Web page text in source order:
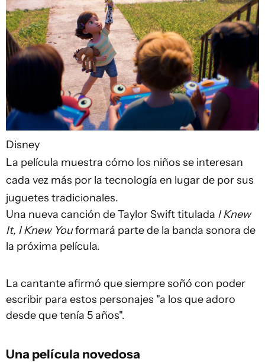
Disney
La película muestra cómo los niños se interesan
cada vez más por la tecnología en lugar de por sus
juguetes tradicionales.
Una nueva canción de Taylor Swift titulada I Knew
It, I Knew Youformará parte de la banda sonora de
la próxima película.
La cantante afirmó que siempre soñó con poder
escribir para estos personajes "a los que adoro
desde que tenía 5 años".
Una película novedosa